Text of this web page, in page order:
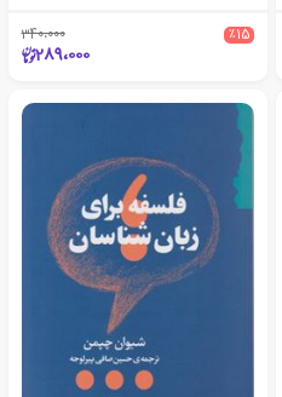
٪15 340،000
289،000